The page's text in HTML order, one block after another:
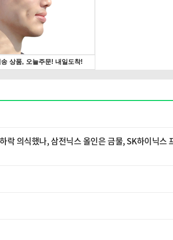
의식했나, 삼전닉스 올인은 금물, SK하이닉스